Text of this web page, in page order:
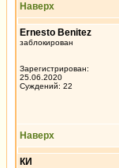
Наверх
Ernesto Benitez
заблокирован
Зарегистрирован:
25.06.2020
Суждений: 22
Наверх
КИ